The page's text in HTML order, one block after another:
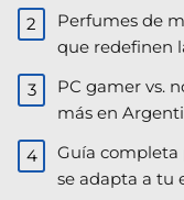
Perfumes de
que redefinen
PC gamer vs.
más en
Guía completa
se adapta a tu